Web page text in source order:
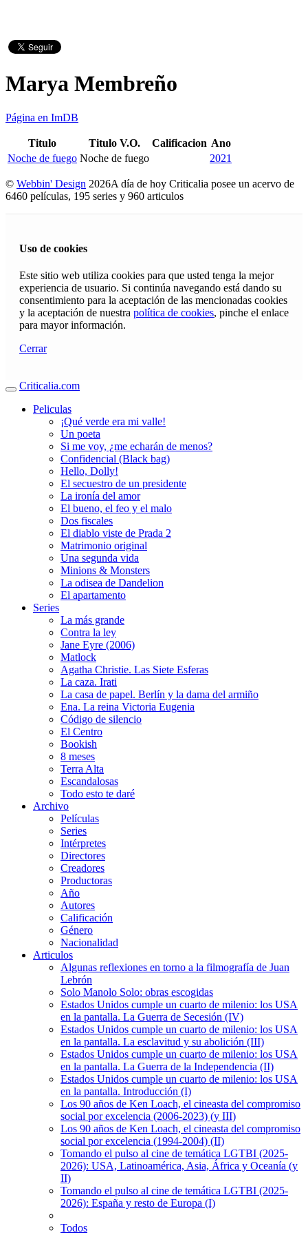
Marya Membreño
Página en ImDB
Titulo Titulo V.O. Calificacion Ano
Noche de fuego Noche de fuego 2021
© Webbin' Design 2026A día de hoy Criticalia posee un acervo de
6460 películas, 195 series y 960 articulos
Uso de cookies
Este sitio web utiliza cookies para que usted tenga la mejor
experiencia de usuario. Si continúa navegando está dando su
consentimiento para la aceptación de las mencionadas cookies
y la aceptación de nuestra política de cookies, pinche el enlace
para mayor información.
Cerrar
Criticalia.com
Peliculas
¡Qué verde era mi valle!
Un poeta
Si me voy, ¿me echarán de menos?
Confidencial (Black bag)
Hello, Dolly!
El secuestro de un presidente
La ironía del amor
El bueno, el feo y el malo
Dos fiscales
El diablo viste de Prada 2
Matrimonio original
Una segunda vida
Minions & Monsters
La odisea de Dandelion
El apartamento
Series
La más grande
Contra la ley
Jane Eyre (2006)
Matlock
Agatha Christie. Las Siete Esferas
La caza. Irati
La casa de papel. Berlín y la dama del armiño
Ena. La reina Victoria Eugenia
Código de silencio
El Centro
Bookish
8 meses
Terra Alta
Escandalosas
Todo esto te daré
Archivo
Películas
Series
Intérpretes
Directores
Creadores
Productoras
Año
Autores
Calificación
Género
Nacionalidad
Articulos
Algunas reflexiones en torno a la filmografía de Juan
Lebrón
Solo Manolo Solo: obras escogidas
Estados Unidos cumple un cuarto de milenio: los USA
en la pantalla. La Guerra de Secesión (IV)
Estados Unidos cumple un cuarto de milenio: los USA
en la pantalla. La esclavitud y su abolición (III)
Estados Unidos cumple un cuarto de milenio: los USA
en la pantalla. La Guerra de la Independencia (II)
Estados Unidos cumple un cuarto de milenio: los USA
en la pantalla. Introducción (I)
Los 90 años de Ken Loach, el cineasta del compromiso
social por excelencia (2006-2023) (y III)
Los 90 años de Ken Loach, el cineasta del compromiso
social por excelencia (1994-2004) (II)
Tomando el pulso al cine de temática LGTBI (2025-
2026): USA, Latinoamérica, Asia, África y Oceanía (y
II)
Tomando el pulso al cine de temática LGTBI (2025-
2026): España y resto de Europa (I)
Todos